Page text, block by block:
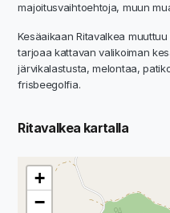
majoitusvaihtoehtoja, muun
Kesäaikaan Ritavalkea
tarjoaa kattavan valikoiman
järvikalastusta, melontaa,
frisbeegolfia.
Ritavalkea kartalla
+
−